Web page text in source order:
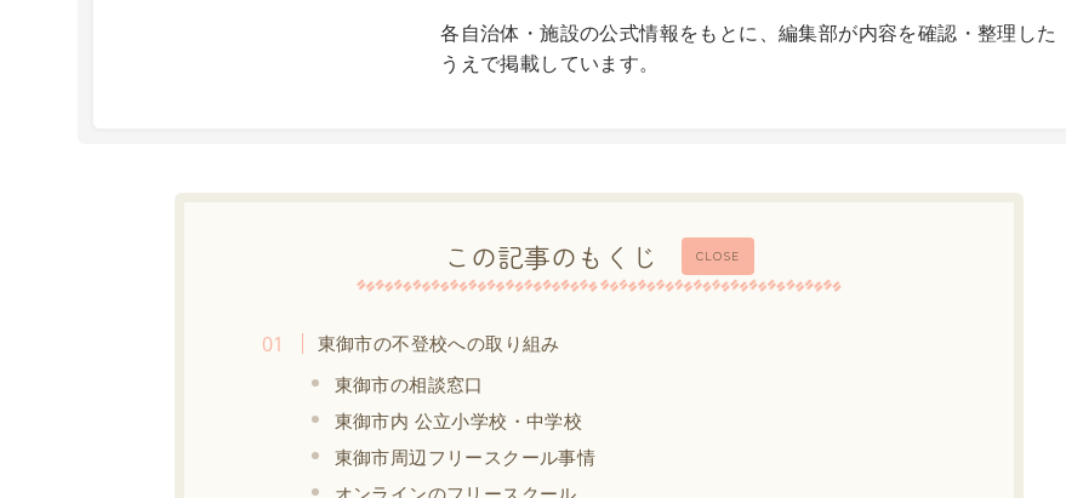
各自治体・施設の公式情報をもとに、編集部が内容を確認・整理した
うえで掲載しています。
CLOSE
この記事のもくじ
東御市の不登校への取り組み
東御市の相談窓口
東御市内 公立小学校・中学校
東御市周辺フリースクール事情
オンラインのフリースクール